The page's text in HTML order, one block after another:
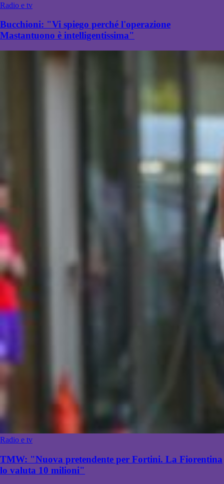
Radio e tv
Bucchioni: "Vi spiego perché l'operazione
Mastantuono è intelligentissima"
Radio e tv
TMW: "Nuova pretendente per Fortini. La Fiorentina
lo valuta 10 milioni"